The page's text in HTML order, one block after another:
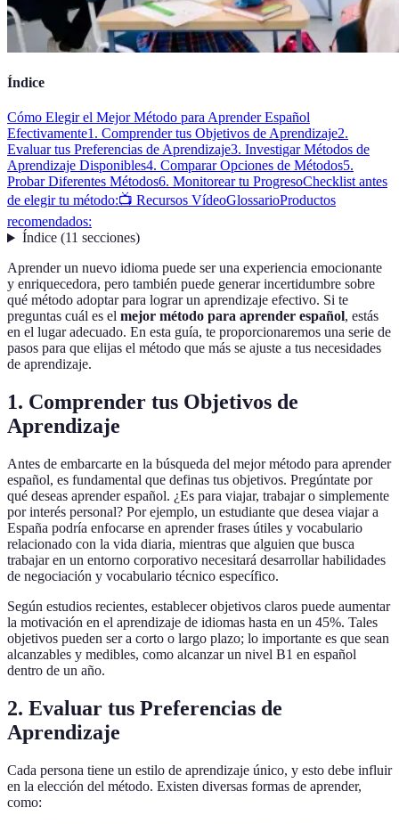
Índice
Cómo Elegir el Mejor Método para Aprender Español
Efectivamente1. Comprender tus Objetivos de Aprendizaje2.
Evaluar tus Preferencias de Aprendizaje3. Investigar Métodos de
Aprendizaje Disponibles4. Comparar Opciones de Métodos5.
Probar Diferentes Métodos6. Monitorear tu ProgresoChecklist antes
de elegir tu método:📺 Recursos VídeoGlossarioProductos
recomendados:
Índice(11 secciones)
Aprender un nuevo idioma puede ser una experiencia emocionante
y enriquecedora, pero también puede generar incertidumbre sobre
qué método adoptar para lograr un aprendizaje efectivo. Si te
preguntas cuál es el mejor método para aprender español, estás
en el lugar adecuado. En esta guía, te proporcionaremos una serie de
pasos para que elijas el método que más se ajuste a tus necesidades
de aprendizaje.
1. Comprender tus Objetivos de
Aprendizaje
Antes de embarcarte en la búsqueda del mejor método para aprender
español, es fundamental que definas tus objetivos. Pregúntate por
qué deseas aprender español. ¿Es para viajar, trabajar o simplemente
por interés personal? Por ejemplo, un estudiante que desea viajar a
España podría enfocarse en aprender frases útiles y vocabulario
relacionado con la vida diaria, mientras que alguien que busca
trabajar en un entorno corporativo necesitará desarrollar habilidades
de negociación y vocabulario técnico específico.
Según estudios recientes, establecer objetivos claros puede aumentar
la motivación en el aprendizaje de idiomas hasta en un 45%. Tales
objetivos pueden ser a corto o largo plazo; lo importante es que sean
alcanzables y medibles, como alcanzar un nivel B1 en español
dentro de un año.
2. Evaluar tus Preferencias de
Aprendizaje
Cada persona tiene un estilo de aprendizaje único, y esto debe influir
en la elección del método. Existen diversas formas de aprender,
como: